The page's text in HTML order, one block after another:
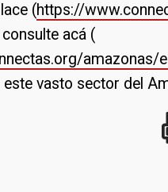
(https://
acá (
amazonas/
este vasto sector del